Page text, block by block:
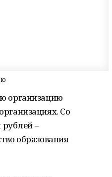
организацию
Со
–
образования